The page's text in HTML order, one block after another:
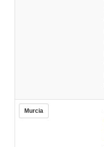
Murcia